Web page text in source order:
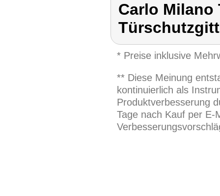
Carlo
* Preise inklusive
** Diese Meinung
kontinuierlich als
Produktverbesserung
Tage nach Kauf per E-